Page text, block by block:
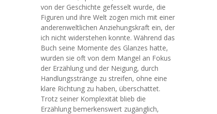
von der Geschichte gefesselt wurde, die
Figuren und ihre Welt zogen mich mit einer
anderenweltlichen Anziehungskraft ein, der
ich nicht widerstehen konnte. Während das
Buch seine Momente des Glanzes hatte,
wurden sie oft von dem Mangel an Fokus
der Erzählung und der Neigung, durch
Handlungsstränge zu streifen, ohne eine
klare Richtung zu haben, überschattet.
Trotz seiner Komplexität blieb die
Erzählung bemerkenswert zugänglich,